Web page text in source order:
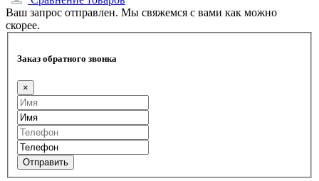
Ваш запрос отправлен. Мы свяжемся с вами как можно
скорее.
Заказ обратного звонка
×
Отправить